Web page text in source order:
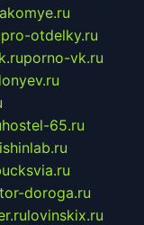
pro-otdelky.ru
porno-vk.ru
hostel-65.ru
doroga.ru
lovinskix.ru